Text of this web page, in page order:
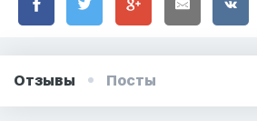
Отзывы Посты